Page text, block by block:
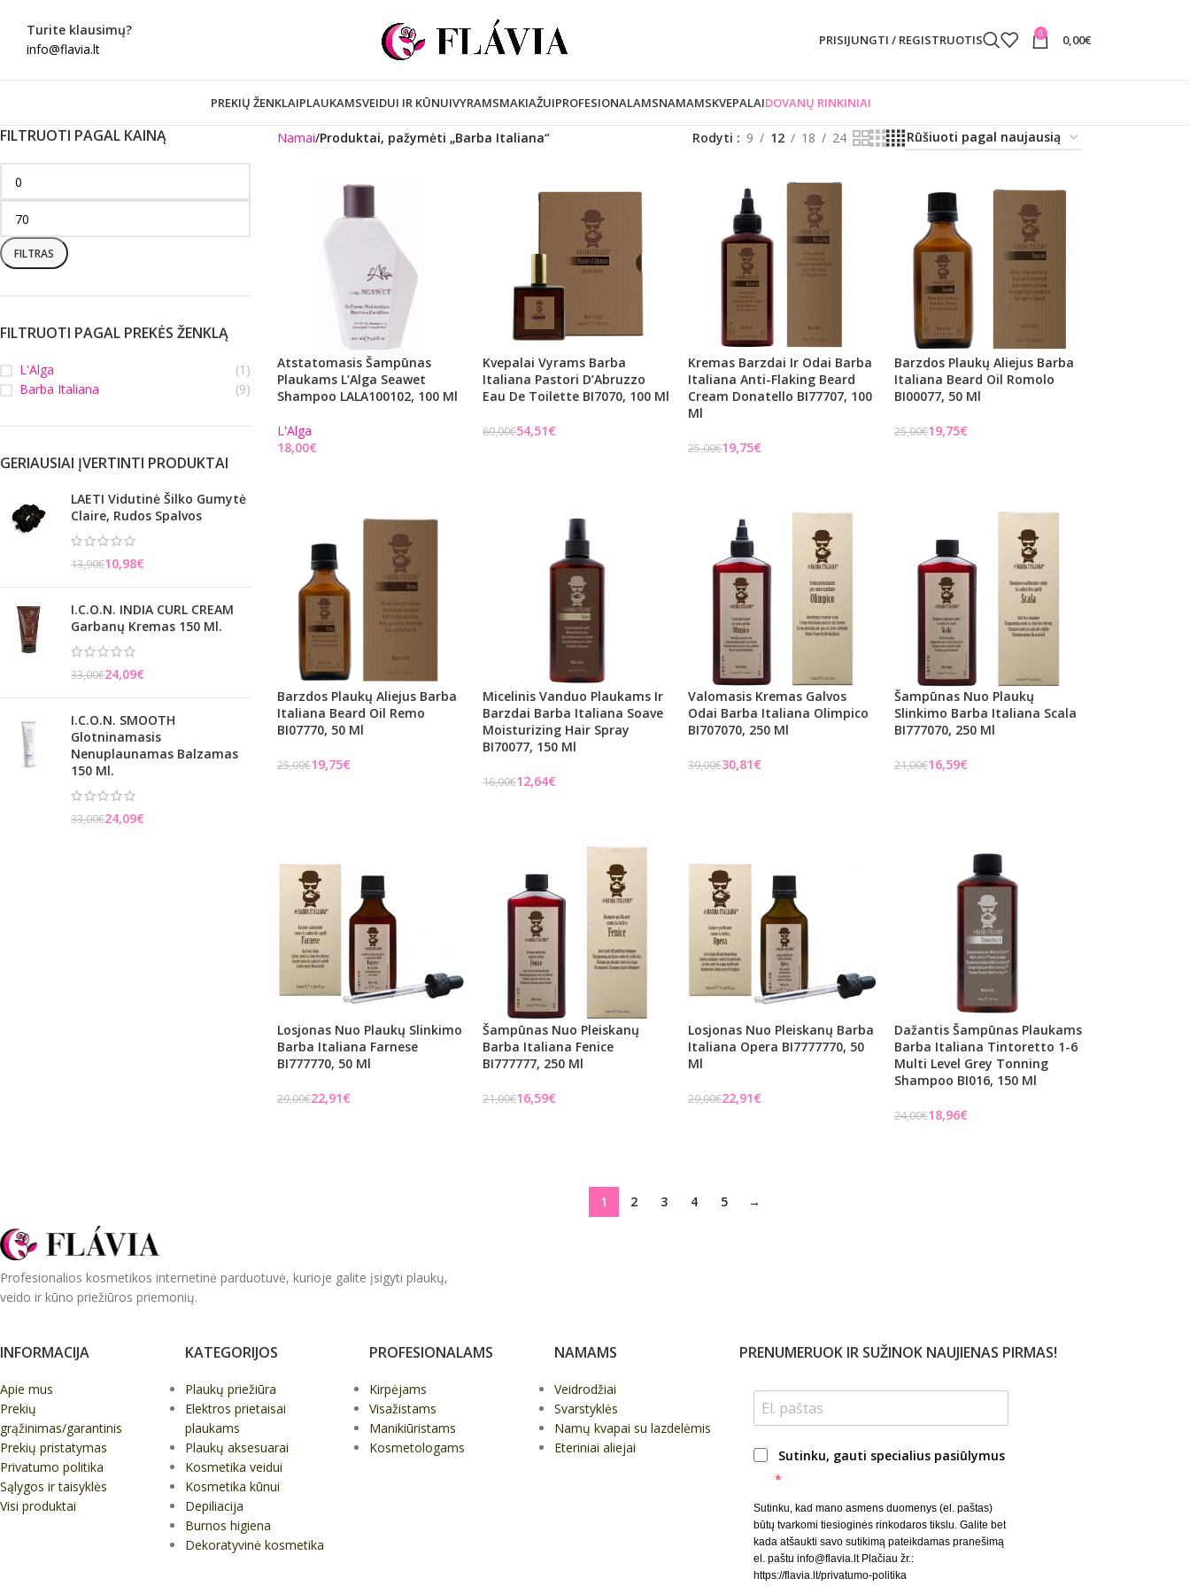
Turite klausimų?
info@flavia.lt
PRISIJUNGTI / REGISTRUOTIS 0 0,00€
PREKIŲ ŽENKLAIPLAUKAMSVEIDUI IR KŪNUIVYRAMSMAKIAŽUIPROFESIONALAMSNAMAMSKVEPALAIDOVANŲ RINKINIAI
FILTRUOTI PAGAL KAINĄ
FILTRAS
FILTRUOTI PAGAL PREKĖS ŽENKLĄ
L'Alga
(1)
Barba Italiana
(9)
GERIAUSIAI ĮVERTINTI PRODUKTAI
LAETI Vidutinė Šilko Gumytė
Claire, Rudos Spalvos
13,90€10,98€
I.C.O.N. INDIA CURL CREAM
Garbanų Kremas 150 Ml.
33,00€24,09€
I.C.O.N. SMOOTH
Glotninamasis
Nenuplaunamas Balzamas
150 Ml.
33,00€24,09€
Namai Produktai, pažymėti „Barba Italiana“ Rodyti 9 12 18 24
Atstatomasis Šampūnas
Plaukams L’Alga Seawet
Shampoo LALA100102, 100 Ml
L'Alga
€
Kvepalai Vyrams Barba
Italiana Pastori D’Abruzzo
Eau De Toilette BI7070, 100 Ml
69,00€54,51€
Kremas Barzdai Ir Odai Barba
Italiana Anti-Flaking Beard
Cream Donatello BI77707, 100
Ml
25,00€19,75€
Barzdos Plaukų Aliejus Barba
Italiana Beard Oil Romolo
BI00077, 50 Ml
25,00€19,75€
Barzdos Plaukų Aliejus Barba
Italiana Beard Oil Remo
BI07770, 50 Ml
25,00€19,75€
Micelinis Vanduo Plaukams Ir
Barzdai Barba Italiana Soave
Moisturizing Hair Spray
BI70077, 150 Ml
16,00€12,64€
Valomasis Kremas Galvos
Odai Barba Italiana Olimpico
BI707070, 250 Ml
39,00€30,81€
Šampūnas Nuo Plaukų
Slinkimo Barba Italiana Scala
BI777070, 250 Ml
21,00€16,59€
Losjonas Nuo Plaukų Slinkimo
Barba Italiana Farnese
BI777770, 50 Ml
29,00€22,91€
Šampūnas Nuo Pleiskanų
Barba Italiana Fenice
BI777777, 250 Ml
21,00€16,59€
Losjonas Nuo Pleiskanų Barba
Italiana Opera BI7777770, 50
Ml
29,00€22,91€
Dažantis Šampūnas Plaukams
Barba Italiana Tintoretto 1-6
Multi Level Grey Tonning
Shampoo BI016, 150 Ml
24,00€18,96€
1 2 3 4 5 →
Profesionalios kosmetikos internetinė parduotuvė, kurioje galite įsigyti plaukų,
veido ir kūno priežiūros priemonių.
INFORMACIJA
Apie mus
Prekių
grąžinimas/garantinis
Prekių pristatymas
Privatumo politika
Sąlygos ir taisyklės
Visi produktai
KATEGORIJOS
Plaukų priežiūra
Elektros prietaisai
plaukams
Plaukų aksesuarai
Kosmetika veidui
Kosmetika kūnui
Depiliacija
Burnos higiena
Dekoratyvinė kosmetika
PROFESIONALAMS
Kirpėjams
Visažistams
Manikiūristams
Kosmetologams
NAMAMS
Veidrodžiai
Svarstyklės
Namų kvapai su lazdelėmis
Eteriniai aliejai
PRENUMERUOK IR SUŽINOK NAUJIENAS PIRMAS!
Sutinku, gauti specialius pasiūlymus
Sutinku, kad mano asmens duomenys (el. paštas)
būtų tvarkomi tiesioginės rinkodaros tikslu. Galite bet
kada atšaukti savo sutikimą pateikdamas pranešimą
el. paštu info@flavia.lt Plačiau žr.:
https://flavia.lt/privatumo-politika